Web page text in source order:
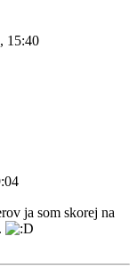
15:40
ja som skorej na